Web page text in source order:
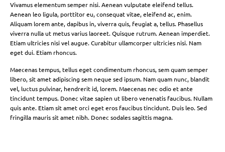
Vivamus elementum semper nisi. Aenean vulputate eleifend tellus.
Aenean leo ligula, porttitor eu, consequat vitae, eleifend ac, enim.
Aliquam lorem ante, dapibus in, viverra quis, feugiat a, tellus. Phasellus
viverra nulla ut metus varius laoreet. Quisque rutrum. Aenean imperdiet.
Etiam ultricies nisi vel augue. Curabitur ullamcorper ultricies nisi. Nam
eget dui. Etiam rhoncus.
Maecenas tempus, tellus eget condimentum rhoncus, sem quam semper
libero, sit amet adipiscing sem neque sed ipsum. Nam quam nunc, blandit
vel, luctus pulvinar, hendrerit id, lorem. Maecenas nec odio et ante
tincidunt tempus. Donec vitae sapien ut libero venenatis faucibus. Nullam
quis ante. Etiam sit amet orci eget eros faucibus tincidunt. Duis leo. Sed
fringilla mauris sit amet nibh. Donec sodales sagittis magna.